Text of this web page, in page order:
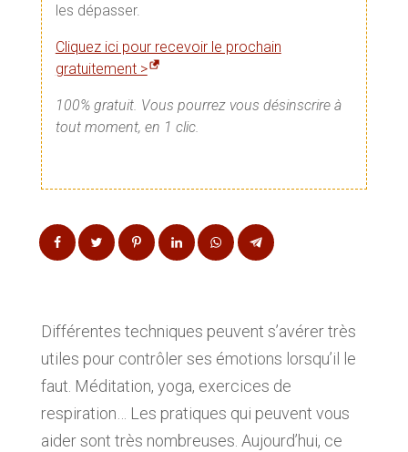
les dépasser.
Cliquez ici pour recevoir le prochain
gratuitement >
100% gratuit. Vous pourrez vous désinscrire à
tout moment, en 1 clic.
Différentes techniques peuvent s’avérer très
utiles pour contrôler ses émotions lorsqu’il le
faut. Méditation, yoga, exercices de
respiration… Les pratiques qui peuvent vous
aider sont très nombreuses. Aujourd’hui, ce